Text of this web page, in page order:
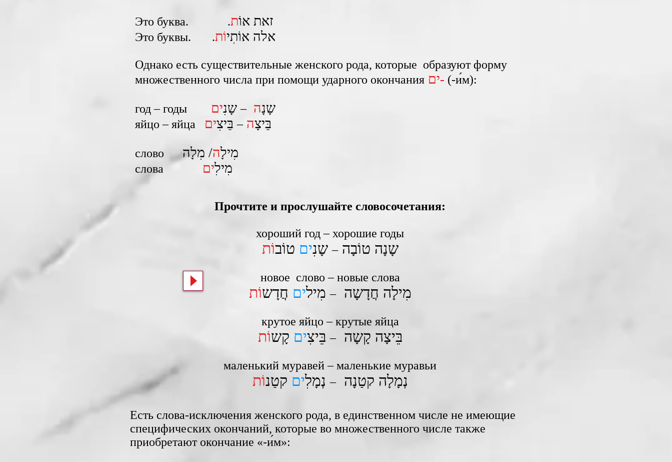
Это буква. . זאת אוֹת
Это буквы. . אלה אוֹתִיוֹת
Однако есть существительные женского рода, которые образуют форму
множественного числа при помощи ударного окончания
ים- (-и́м):
год – годы שָנָה –שָנִים
яйцо – яйца בֵּיצָה –בֵּיצִים
слово מִילָה/ מִלָה
слова מִילִים
Прочтите и прослушайте словосочетания:
хороший год – хорошие годы
שָנָה טוֹבָה–שָנִים טוֹבוֹת
новое слово – новые слова
מִילָה חֲדָשָה–מִילים חֲדָשוֹת
крутое яйцо – крутые яйца
בֵּיצָה קָשָה–בֵּיצִים קָשוֹת
маленький муравей – маленькие муравьи
נְמָלָה קטַנָה–נְמָלִים קטַנוֹת
Есть слова-исключения женского рода, в единственном числе не имеющие
специфических окончаний, которые во множественного числе также
приобретают окончание «-и́м»: